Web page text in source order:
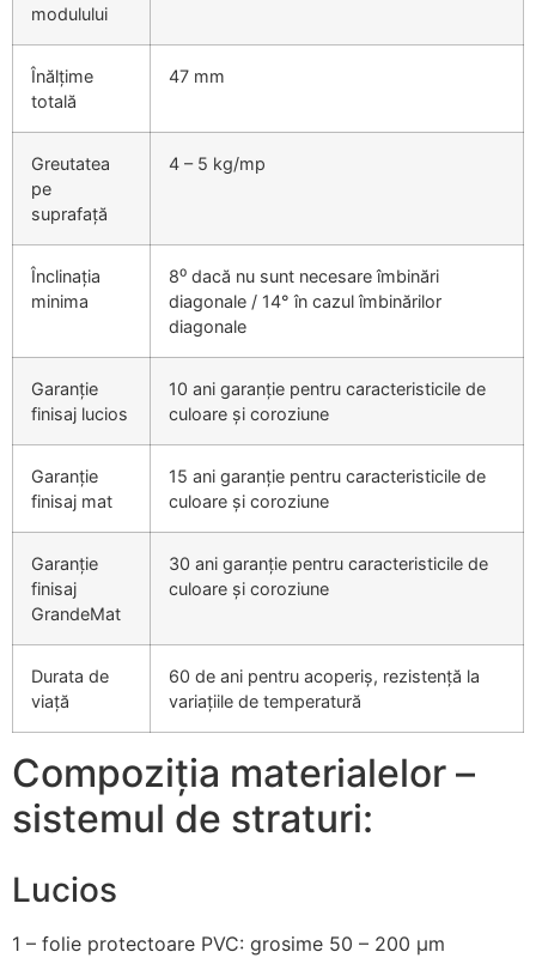
modulului
Înălțime
totală
47 mm
Greutatea
pe
suprafață
4 – 5 kg/mp
Înclinația
minima
8⁰ dacă nu sunt necesare îmbinări
diagonale / 14° în cazul îmbinărilor
diagonale
Garanție
finisaj lucios
10 ani garanție pentru caracteristicile de
culoare și coroziune
Garanție
finisaj mat
15 ani garanție pentru caracteristicile de
culoare și coroziune
Garanție
finisaj
GrandeMat
30 ani garanție pentru caracteristicile de
culoare și coroziune
Durata de
viață
60 de ani pentru acoperiș, rezistență la
variațiile de temperatură
Compoziția materialelor –
sistemul de straturi:
Lucios
1 – folie protectoare PVC: grosime 50 – 200 µm